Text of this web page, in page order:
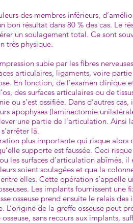
des membres inférieurs,
résultat dans 80 % des cas. Le
un soulagement total. Ce sont
très physique.
su­bie par les fibres
articulaires, ligaments, voire
En fonction, de l’examen clinique
des surfaces articulaires ou de
ou s’est ossifiée. Dans d’autres
apophyses (laminectomie
une partie de l’articulation. Ainsi
là.
plus importante qui risque
supporte est faussée. Ceci
les surfaces d’arti­culation abîmés,
soient soulagées et que la
elles. Cette opération s’appelle
Les implants fournissent
osseuse prend ensuite le relais
L’origine de la greffe osseuse peut
sans recours aux implants,